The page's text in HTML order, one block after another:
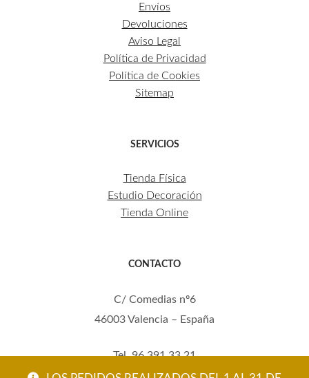
Envíos
Devoluciones
Aviso Legal
Política de Privacidad
Política de Cookies
Sitemap
SERVICIOS
Tienda Física
Estudio Decoración
Tienda Online
CONTACTO
C/ Comedias nº6
46003 Valencia – España
Tel. 96 391 33 21
Mov. 620 123 461